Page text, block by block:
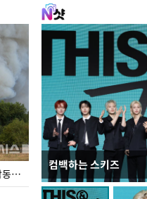
더불어민주당 당대표·최고위원 후보 합동연설회
컴백하는 스키즈
사진으로 보는 일주일